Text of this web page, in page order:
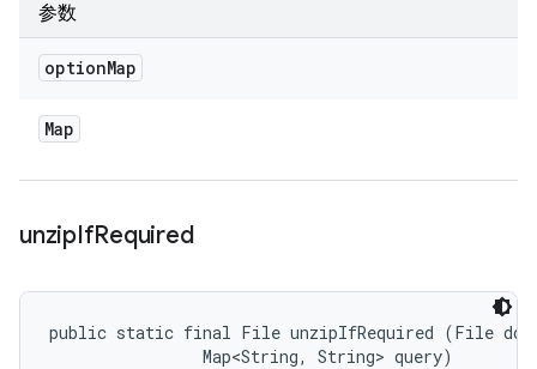
参数
optionMap
Map
unzipIfRequired
public static final File unzipIfRequired (File
                Map<String, String> query)